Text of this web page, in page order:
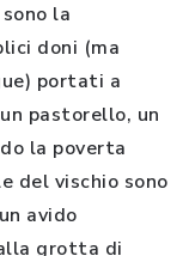
la
doni (ma
portati a
pastorello, un
la poverta
del vischio sono
avido
grotta di